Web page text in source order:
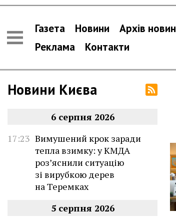
Газета Новини
Архів новин
Реклама
Контакти
Новини Києва
6 серпня 2026
17:23 Вимушений крок заради
тепла взимку: у КМДА
роз’яснили ситуацію
зі вирубкою дерев
на Теремках
5 серпня 2026